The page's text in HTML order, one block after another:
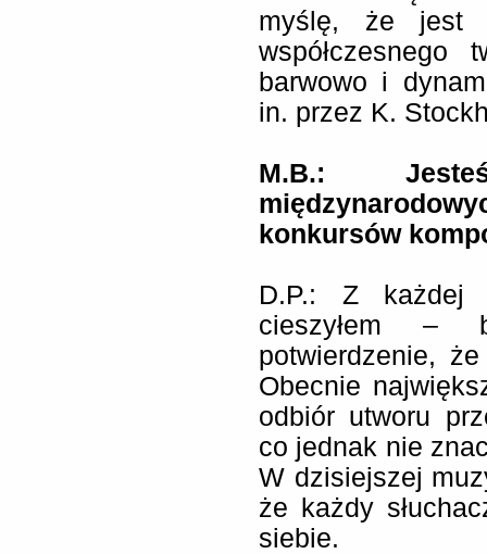
myślę, że jest
współczesnego
barwowo i
in. przez K.
M.B.:
konkursów
D.P.: Z każdej
cieszyłem –
potwierdzenie,
Obecnie
odbiór utworu
co jednak nie
W dzisiejszej
że każdy
siebie.